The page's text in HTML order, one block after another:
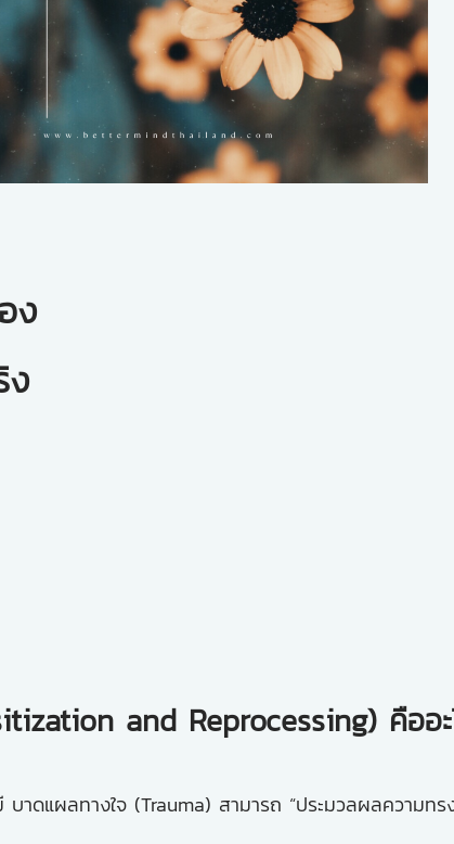
ง
ง
and Reprocessing) คืออะ
ดแผลทางใจ (Trauma) สามารถ “ประมวลผลความท